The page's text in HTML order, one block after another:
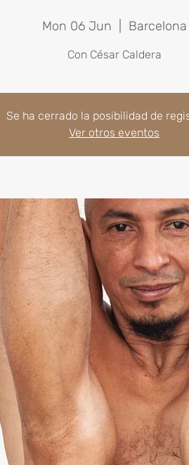
Mon 06 Jun Barcelona
Se ha cerrado la posibilidad de
Ver otros eventos